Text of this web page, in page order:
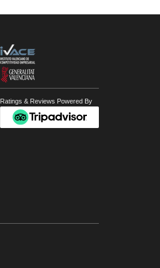
Ratings & Reviews Powered By